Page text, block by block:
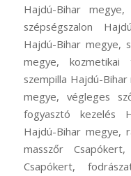
Hajdú-Bihar
szépségszalon
Hajdú-Bihar megye,
megye, kozmetikai
szempilla Hajdú-
megye, végleges
fogyasztó kezelés
Hajdú-Bihar megye,
masszőr
Csapókert,